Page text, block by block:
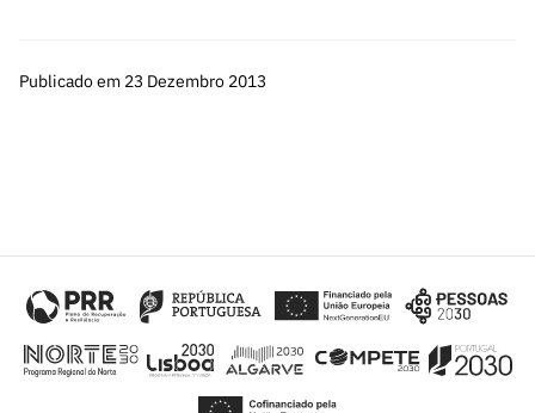
Publicado em 23 Dezembro 2013